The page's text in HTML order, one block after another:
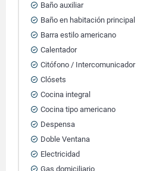
Baño auxiliar
Baño en habitación principal
Barra estilo americano
Calentador
Citófono / Intercomunicador
Clósets
Cocina integral
Cocina tipo americano
Despensa
Doble Ventana
Electricidad
Gas domiciliario